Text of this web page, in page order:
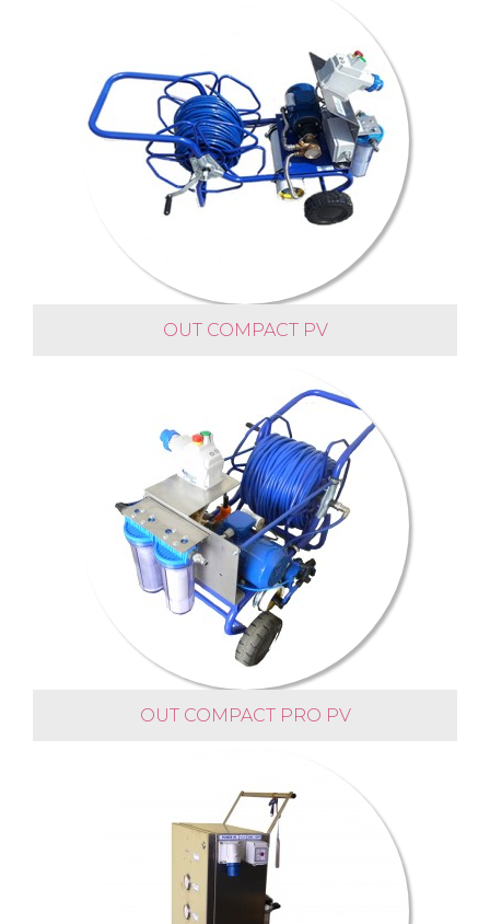
OUT COMPACT PV
OUT COMPACT PRO PV